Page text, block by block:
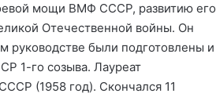
мощи ВМФ СССР, развитию его
Отечественной войны. Он
руководстве были подготовлены и
1-го созыва. Лауреат
(1958 год). Скончался 11